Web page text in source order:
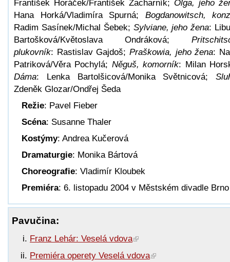
František Horáček/František Zacharník; Olga, jeho
Hana Horká/Vladimíra Spurná; Bogdanowitsch,
Radim Sasínek/Michal Šebek; Sylviane, jeho žena:
Bartošková/Květoslava Ondráková;
plukovník: Rastislav Gajdoš; Praškowia, jeho žena:
Patriková/Věra Pochylá; Něguš, komorník: Milan
Dáma: Lenka Bartolšicová/Monika Světnicová;
Zdeněk Glozar/Ondřej Šeda
Režie: Pavel Fieber
Scéna: Susanne Thaler
Kostýmy: Andrea Kučerová
Dramaturgie: Monika Bártová
Choreografie: Vladimír Kloubek
Premiéra: 6. listopadu 2004 v Městském divadle Brno
Pavučina:
Franz Lehár: Veselá vdova
Premiéra operety Veselá vdova